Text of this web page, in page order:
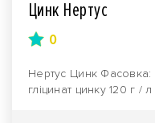
Цинк Нертус
0
Нертус Цинк Фасовка:
гліцинат цинку 120 г /